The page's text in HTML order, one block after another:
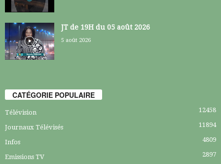
JT de 19H du 05 août 2026
5 août 2026
CATÉGORIE POPULAIRE
Télévision 12458
Journaux Télévisés 11894
Infos 4809
Emissions TV 2897